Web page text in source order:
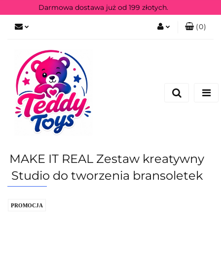
Darmowa dostawa już od 199 złotych.
(0)
MAKE IT REAL Zestaw kreatywny
Studio do tworzenia bransoletek
PROMOCJA